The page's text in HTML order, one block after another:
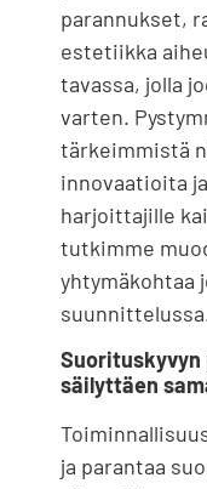
parannukset,
estetiikka
tavassa, jolla
varten.
tärkeimmistä
innovaatioita
harjoittajille
tutkimme
yhtymäkohtaa
Suorituskyvyn
säilyttäen
ja parantaa